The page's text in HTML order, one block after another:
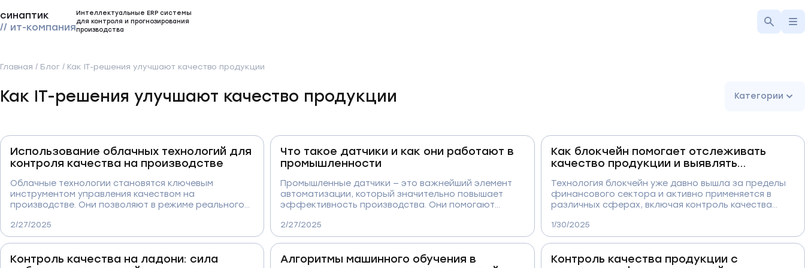
синаптик
// ит-компания
Интеллектуальные ERP системы
для контроля и прогнозирования
производства
Главная / Блог / Как IT-решения улучшают качество продукции
Как IT-решения улучшают качество продукции Категории
Использование облачных технологий для
контроля качества на производстве
Облачные технологии становятся ключевым
инструментом управления качеством на
производстве. Они позволяют в режиме реального
прогнозировать дефекты и автоматизировать
контрольные процессы. Интеграция с IoT,
системами делает производство гибким,
2/27/2025
Что такое датчики и как они работают в
промышленности
Промышленные датчики — это важнейший элемент
автоматизации, который значительно повышает
эффективность производства. Они помогают
материалов, выявлять дефекты на ранних стадиях и
минимизировать простои оборудования. Благодаря
получают возможность работать более точно,
2/27/2025
Как блокчейн помогает отслеживать
качество продукции и выявлять
Технология блокчейн уже давно вышла за пределы
финансового сектора и активно применяется в
различных сферах, включая контроль качества
хранения данных и прозрачности операций,
блокчейн помогает отслеживать весь жизненный
данных и несанкционированные изменения в
1/30/2025
Контроль качества на ладони: сила
Алгоритмы машинного обучения в
Контроль качества продукции с